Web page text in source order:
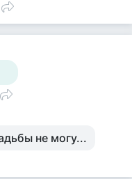
не могу...